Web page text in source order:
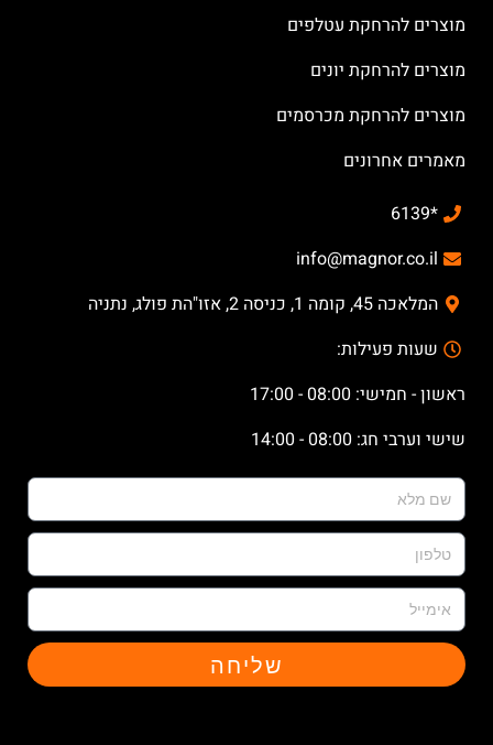
מוצרים להרחקת עטלפים
מוצרים להרחקת יונים
מוצרים להרחקת מכרסמים
מאמרים אחרונים
*6139
info@magnor.co.il
המלאכה 45, קומה 1, כניסה 2, אזו"הת פולג, נתניה
שעות פעילות:
ראשון - חמישי: 08:00 - 17:00
שישי וערבי חג: 08:00 - 14:00
שליחה